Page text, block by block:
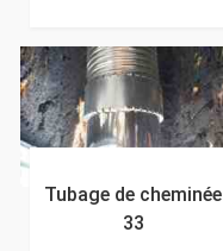
Tubage de cheminée
33